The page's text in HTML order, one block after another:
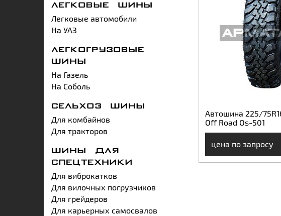
ЛЕГКОВЫЕ ШИНЫ
Легковые автомобили
На УАЗ
ЛЕГКОГРУЗОВЫЕ
ШИНЫ
На Газель
На Соболь
СЕЛЬХОЗ ШИНЫ
Для комбайнов
Для тракторов
ШИНЫ ДЛЯ
СПЕЦТЕХНИКИ
Для виброкатков
Для вилочных погрузчиков
Для грейдеров
Для карьерных самосвалов
Автошина 225/
Off Road Os-501
цена по запросу